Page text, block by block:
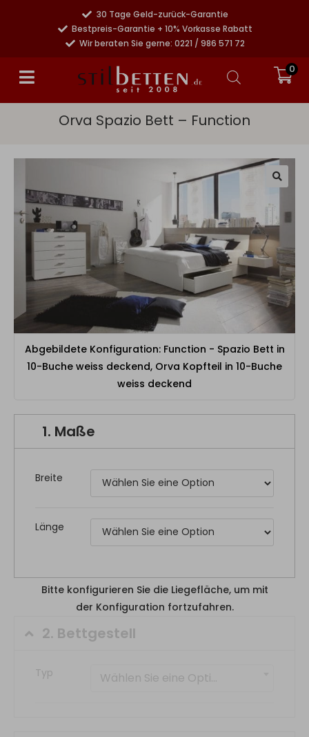
30 Tage Geld-zurück-Garantie
Bestpreis-Garantie + 10% Vorkasse Rabatt
Wir beraten Sie gerne: 0221 / 986 571 72
0
Orva Spazio Bett – Function
Abgebildete Konfiguration: Function - Spazio Bett in
10-Buche weiss deckend, Orva Kopfteil in 10-Buche
weiss deckend
1. Maße
Breite
Länge
2. Bettgestell
Typ Wählen Sie eine Option
Bitte konfigurieren Sie die Liegefläche, um mit
der Konfiguration fortzufahren.